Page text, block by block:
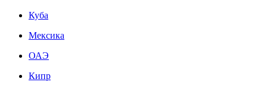
Куба
Мексика
ОАЭ
Кипр